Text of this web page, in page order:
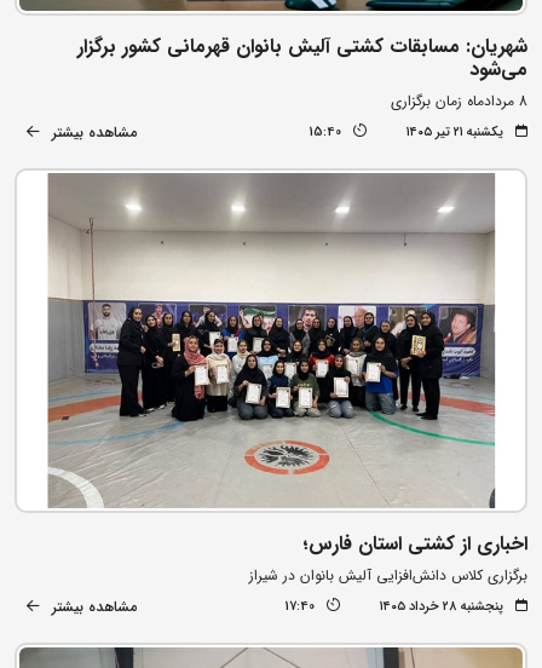
شهریان: مسابقات کشتی آلیش بانوان قهرمانی کشور برگزار
می‌شود
8 مردادماه زمان برگزاری
یکشنبه ۲۱ تیر ۱۴۰۵ 15:40 مشاهده بیشتر
اخباری از کشتی استان فارس؛
برگزاری کلاس دانش‌افزایی آلیش بانوان در شیراز
پنجشنبه ۲۸ خرداد ۱۴۰۵ 17:40 مشاهده بیشتر